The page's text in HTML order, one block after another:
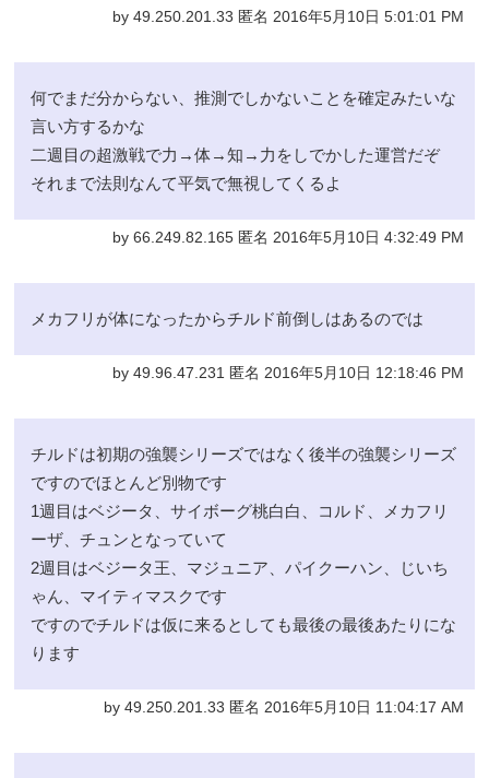
by 49.250.201.33 匿名 2016年5月10日 5:01:01 PM
何でまだ分からない、推測でしかないことを確定みたいな
言い方するかな
二週目の超激戦で力→体→知→力をしでかした運営だぞ
それまで法則なんて平気で無視してくるよ
by 66.249.82.165 匿名 2016年5月10日 4:32:49 PM
メカフリが体になったからチルド前倒しはあるのでは
by 49.96.47.231 匿名 2016年5月10日 12:18:46 PM
チルドは初期の強襲シリーズではなく後半の強襲シリーズ
ですのでほとんど別物です
1週目はベジータ、サイボーグ桃白白、コルド、メカフリ
ーザ、チュンとなっていて
2週目はベジータ王、マジュニア、パイクーハン、じいち
ゃん、マイティマスクです
ですのでチルドは仮に来るとしても最後の最後あたりにな
ります
by 49.250.201.33 匿名 2016年5月10日 11:04:17 AM